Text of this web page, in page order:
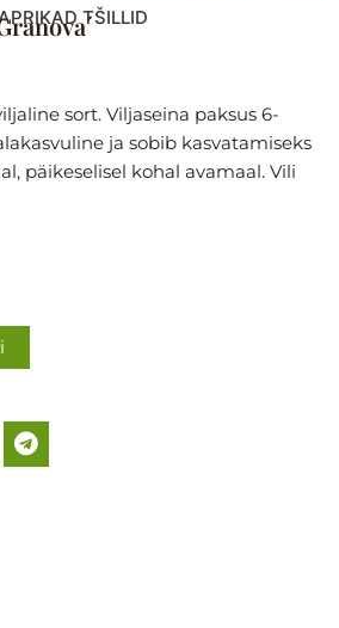
TŠILLID
sort. Viljaseina paksus 6-
ja sobib kasvatamiseks
päikeselisel kohal avamaal. Vili